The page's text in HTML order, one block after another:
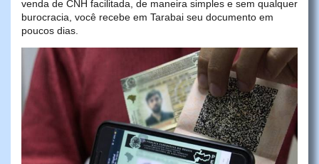
venda de CNH facilitada, de maneira simples e sem qualquer
burocracia, você recebe em Tarabai seu documento em
poucos dias.